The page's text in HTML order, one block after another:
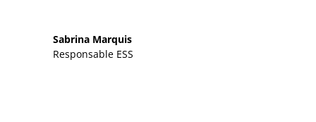
Sabrina Marquis
Responsable ESS